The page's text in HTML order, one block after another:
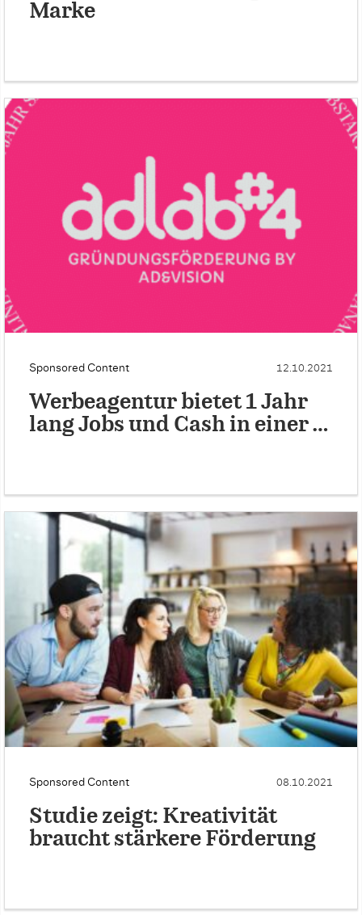
Marke
Sponsored Content 12.10.2021
Werbeagentur bietet 1 Jahr
lang Jobs und Cash in einer …
Sponsored Content 08.10.2021
Studie zeigt: Kreativität
braucht stärkere Förderung